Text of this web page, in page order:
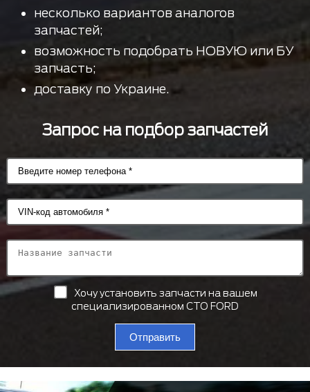
несколько вариантов аналогов
запчастей;
возможность подобрать НОВУЮ или БУ
запчасть;
доставку по Украине.
Запрос на подбор запчастей
Хочу установить запчасти на вашем
специализированном СТО FORD
Отправить